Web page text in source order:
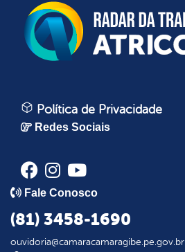
Política de Privacidade
Redes Sociais
Fale Conosco
(81) 3458-1690
ouvidoria@camaracamaragibe.pe.gov.br